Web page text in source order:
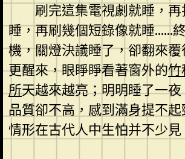
刷完這集電視劇就睡，
睡，再刷幾個短錄像就睡……
機，關燈決議睡了，卻翻來
更醒來，眼睜睜看著窗外的竹
所天越來越亮；明明睡了一
品質卻不高，感到滿身提不
情形在古代人中生怕并不少見